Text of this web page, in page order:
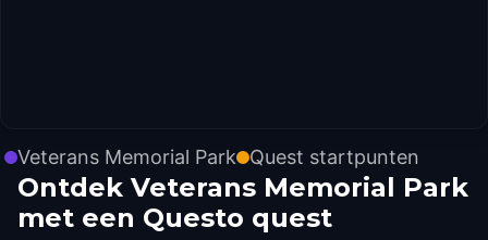
Veterans Memorial Park Quest startpunten
Ontdek Veterans Memorial Park
met een Questo quest